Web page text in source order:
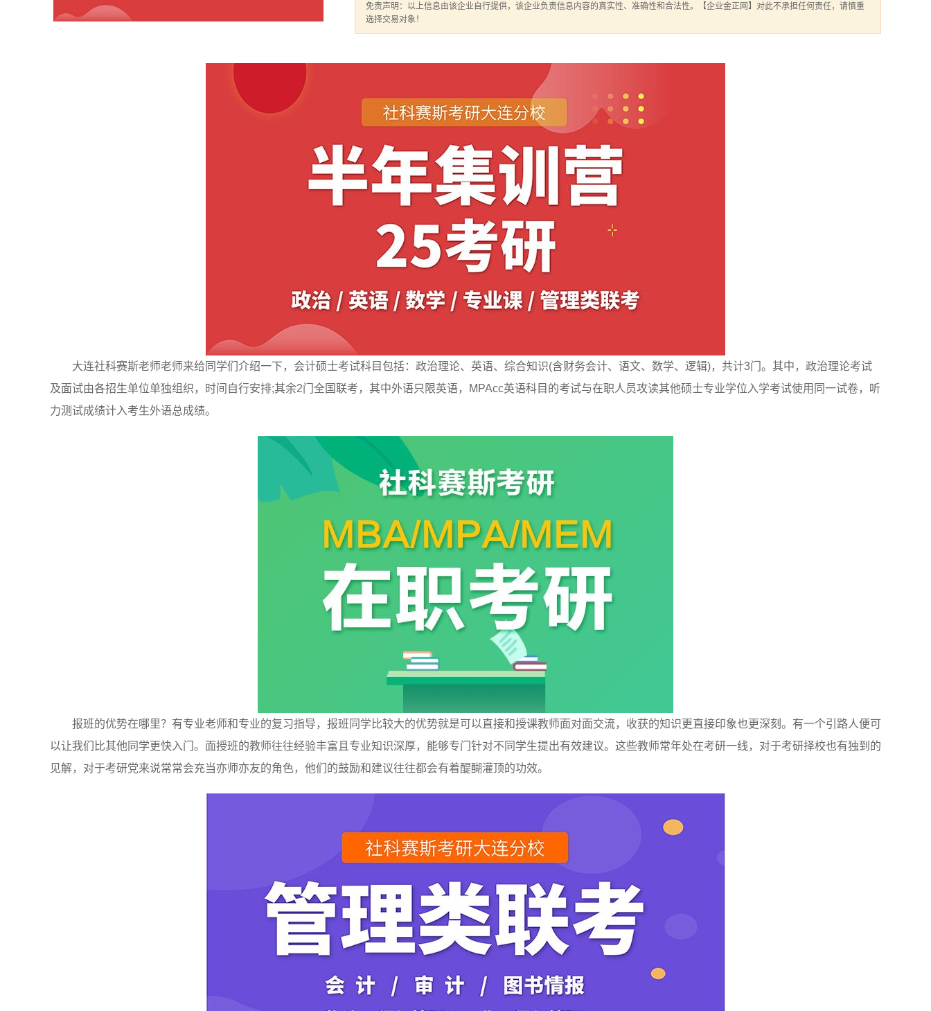
免责声明：以上信息由该企业自行提供，该企业负责信息内容的真实性、准确性和合法性。【企业金正网】对此不承担任何责任，请慎重
选择交易对象！
大连社科赛斯老师老师来给同学们介绍一下，会计硕士考试科目包括：政治理论、英语、综合知识(含财务会计、语文、数学、逻辑)，共计3门。其中，政治理论考试
及面试由各招生单位单独组织，时间自行安排;其余2门全国联考，其中外语只限英语，MPAcc英语科目的考试与在职人员攻读其他硕士专业学位入学考试使用同一试卷，听
力测试成绩计入考生外语总成绩。
报班的优势在哪里？有专业老师和专业的复习指导，报班同学比较大的优势就是可以直接和授课教师面对面交流，收获的知识更直接印象也更深刻。有一个引路人便可
以让我们比其他同学更快入门。面授班的教师往往经验丰富且专业知识深厚，能够专门针对不同学生提出有效建议。这些教师常年处在考研一线，对于考研择校也有独到的
见解，对于考研党来说常常会充当亦师亦友的角色，他们的鼓励和建议往往都会有着醍醐灌顶的功效。